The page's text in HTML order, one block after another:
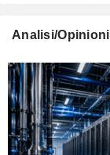
Analisi/Opinioni